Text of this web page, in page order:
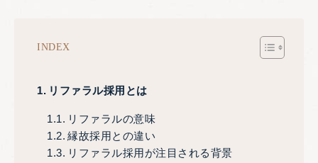
INDEX
リファラル採用とは
リファラルの意味
縁故採用との違い
リファラル採用が注目される背景